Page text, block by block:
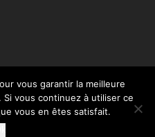
Réalisation Koredge
vous garantir la meilleure
vous continuez à utiliser ce
vous en êtes satisfait.